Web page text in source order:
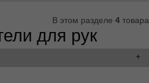
В этом разделе 4 товара
для рук